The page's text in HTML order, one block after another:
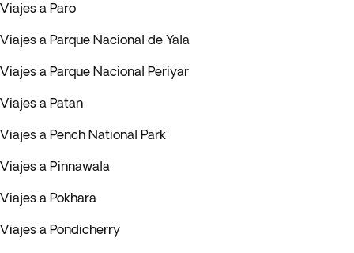
Viajes a Paro
Viajes a Parque Nacional de Yala
Viajes a Parque Nacional Periyar
Viajes a Patan
Viajes a Pench National Park
Viajes a Pinnawala
Viajes a Pokhara
Viajes a Pondicherry